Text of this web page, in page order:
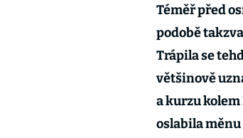
Téměř před
podobě
Trápila se
většinově
a kurzu kolem
oslabila